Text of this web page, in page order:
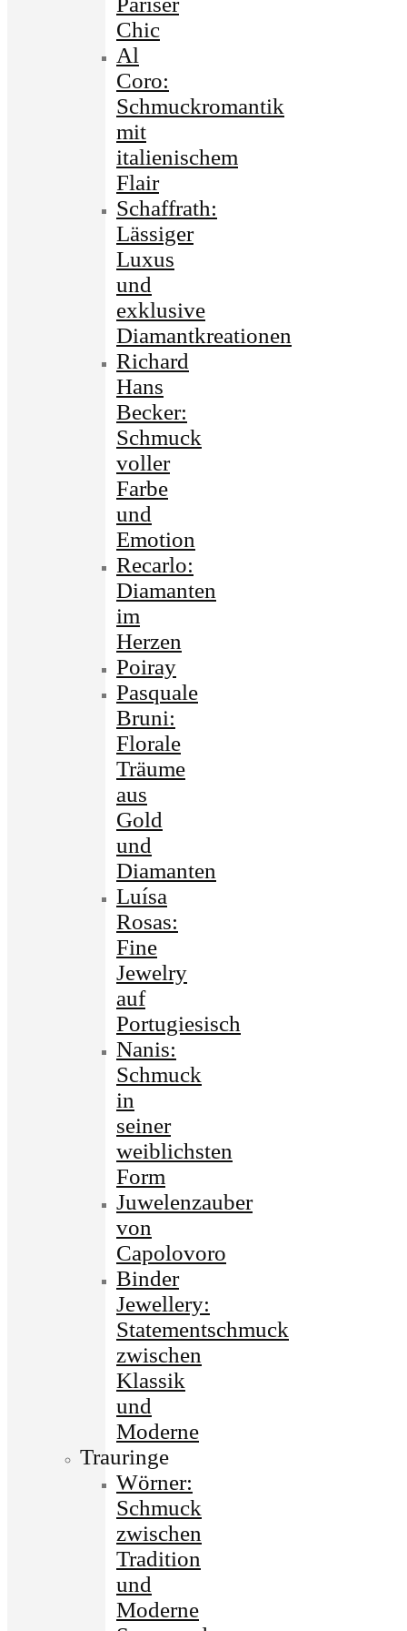
Chic
Al
Coro:
Schmuckromantik
mit
italienischem
Flair
Schaffrath:
Lässiger
Luxus
und
exklusive
Diamantkreationen
Richard
Hans
Becker:
Schmuck
voller
Farbe
und
Emotion
Recarlo:
Diamanten
im
Herzen
Poiray
Pasquale
Bruni:
Florale
Träume
aus
Gold
und
Diamanten
Luísa
Rosas:
Fine
Jewelry
auf
Portugiesisch
Nanis:
Schmuck
in
seiner
weiblichsten
Form
Juwelenzauber
von
Capolovoro
Binder
Jewellery:
Statementschmuck
zwischen
Klassik
und
Moderne
Trauringe
Wörner:
Schmuck
zwischen
Tradition
und
Moderne